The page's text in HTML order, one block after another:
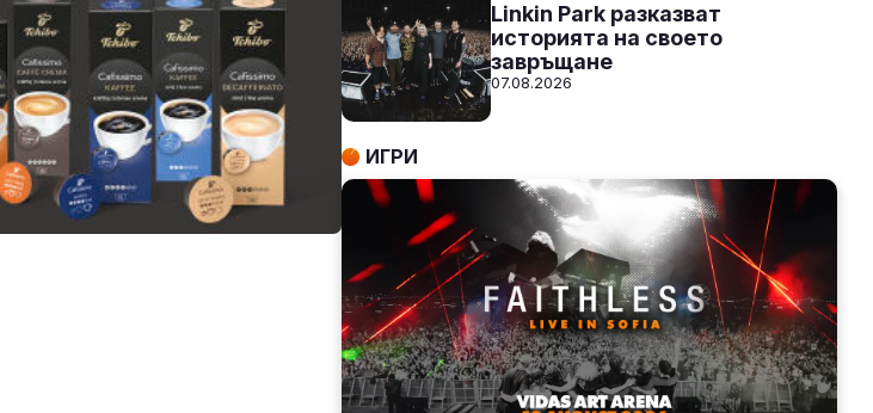
Linkin Park разказват
историята на своето
завръщане
07.08.2026
ИГРИ